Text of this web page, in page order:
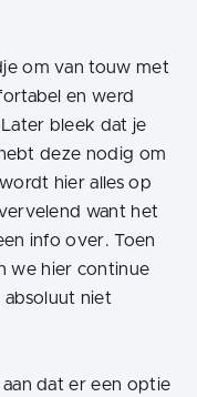
om van touw met
en werd
bleek dat je
deze nodig om
hier alles op
want het
info over. Toen
we hier continue
niet
dat er een optie